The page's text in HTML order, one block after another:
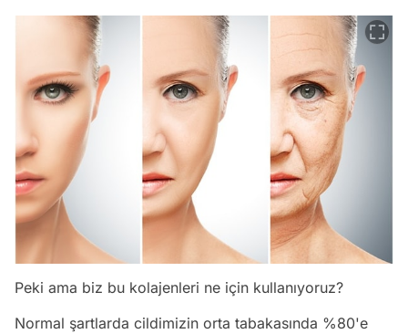
Peki ama biz bu kolajenleri ne için kullanıyoruz?
Normal şartlarda cildimizin orta tabakasında %80'e